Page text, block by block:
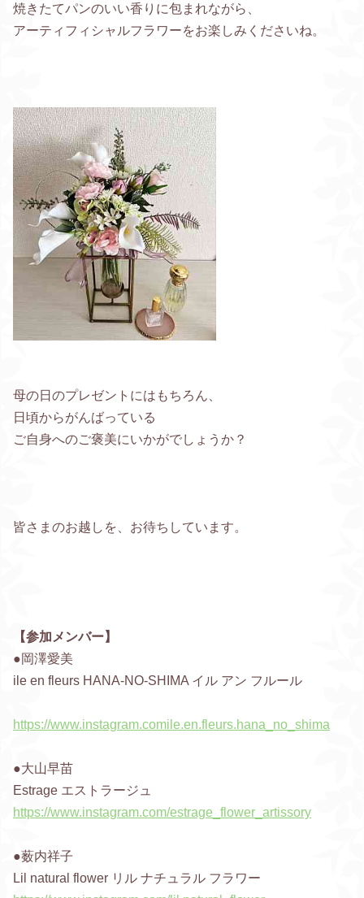
焼きたてパンのいい香りに包まれながら、
アーティフィシャルフラワーをお楽しみくださいね。
母の日のプレゼントにはもちろん、
日頃からがんばっている
ご自身へのご褒美にいかがでしょうか？
皆さまのお越しを、お待ちしています。
【参加メンバー】
●岡澤愛美
ile en fleurs HANA-NO-SHIMA イル アン フルール
https://www.instagram.comile.en.fleurs.hana_no_shima
●大山早苗
Estrage エストラージュ
https://www.instagram.com/estrage_flower_artissory
●薮内祥子
Lil natural flower リル ナチュラル フラワー